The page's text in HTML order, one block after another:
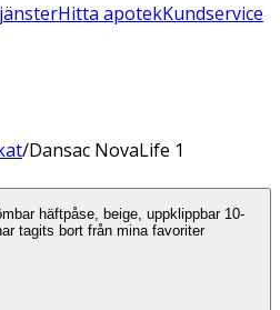
Hitta apotekKundservice
/Dansac NovaLife 1
häftpåse, beige, uppklippbar 10-
tagits bort från mina favoriter